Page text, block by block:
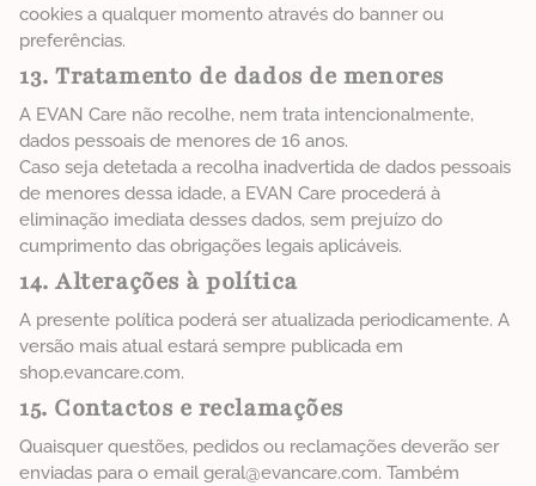
cookies a qualquer momento através do banner ou
preferências.
13. Tratamento de dados de menores
A EVAN Care não recolhe, nem trata intencionalmente,
dados pessoais de menores de 16 anos.
Caso seja detetada a recolha inadvertida de dados pessoais
de menores dessa idade, a EVAN Care procederá à
eliminação imediata desses dados, sem prejuízo do
cumprimento das obrigações legais aplicáveis.
14. Alterações à política
A presente política poderá ser atualizada periodicamente. A
versão mais atual estará sempre publicada em
shop.evancare.com.
15. Contactos e reclamações
Quaisquer questões, pedidos ou reclamações deverão ser
enviadas para o email geral@evancare.com. Também